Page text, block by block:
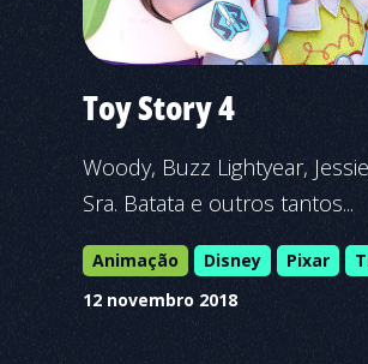
Toy Story 4
Woody, Buzz Lightyear,
Sra. Batata e outros tantos...
Animação Disney Pixar
12 novembro 2018